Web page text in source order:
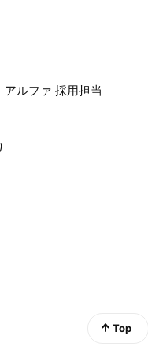
アルファ 採用担当
Top